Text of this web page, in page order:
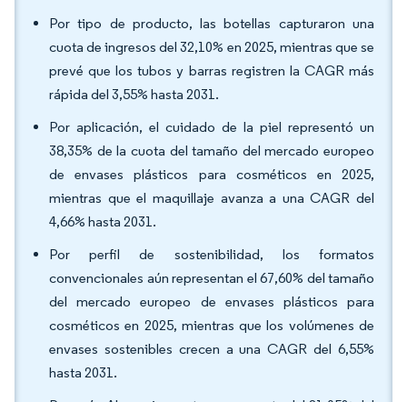
Por tipo de producto, las botellas capturaron una
cuota de ingresos del 32,10% en 2025, mientras que se
prevé que los tubos y barras registren la CAGR más
rápida del 3,55% hasta 2031.
Por aplicación, el cuidado de la piel representó un
38,35% de la cuota del tamaño del mercado europeo
de envases plásticos para cosméticos en 2025,
mientras que el maquillaje avanza a una CAGR del
4,66% hasta 2031.
Por perfil de sostenibilidad, los formatos
convencionales aún representan el 67,60% del tamaño
del mercado europeo de envases plásticos para
cosméticos en 2025, mientras que los volúmenes de
envases sostenibles crecen a una CAGR del 6,55%
hasta 2031.